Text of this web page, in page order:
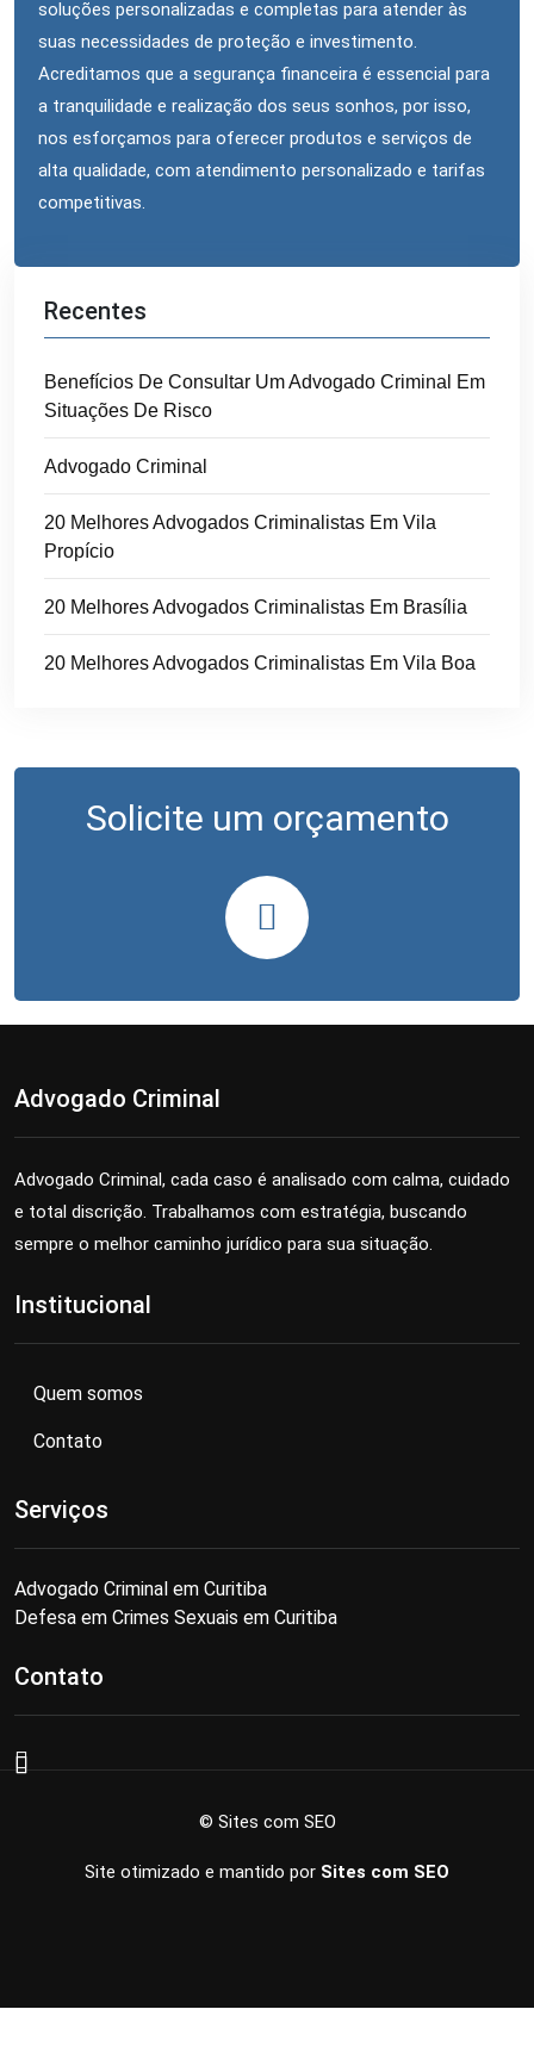
soluções personalizadas e completas para atender às
suas necessidades de proteção e investimento.
Acreditamos que a segurança financeira é essencial para
a tranquilidade e realização dos seus sonhos, por isso,
nos esforçamos para oferecer produtos e serviços de
alta qualidade, com atendimento personalizado e tarifas
competitivas.
Recentes
Benefícios De Consultar Um Advogado Criminal Em
Situações De Risco
Advogado Criminal
20 Melhores Advogados Criminalistas Em Vila
Propício
20 Melhores Advogados Criminalistas Em Brasília
20 Melhores Advogados Criminalistas Em Vila Boa
Solicite um orçamento
Advogado Criminal
Advogado Criminal, cada caso é analisado com calma, cuidado
e total discrição. Trabalhamos com estratégia, buscando
sempre o melhor caminho jurídico para sua situação.
Institucional
Quem somos
Contato
Serviços
Advogado Criminal em Curitiba
Defesa em Crimes Sexuais em Curitiba
Contato
© Sites com SEO
Site otimizado e mantido por Sites com SEO